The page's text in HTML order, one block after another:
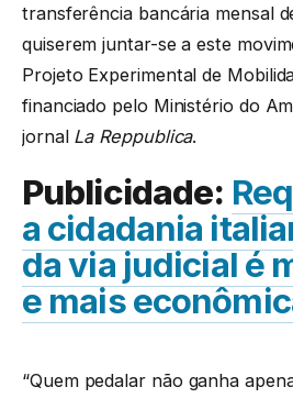
transferência bancária mensal
quiserem juntar-se a este
Projeto Experimental de
financiado pelo Ministério do
jornal La Reppublica.
Publicidade:
a cidadania
da via judicial é
e mais
“Quem pedalar não ganha